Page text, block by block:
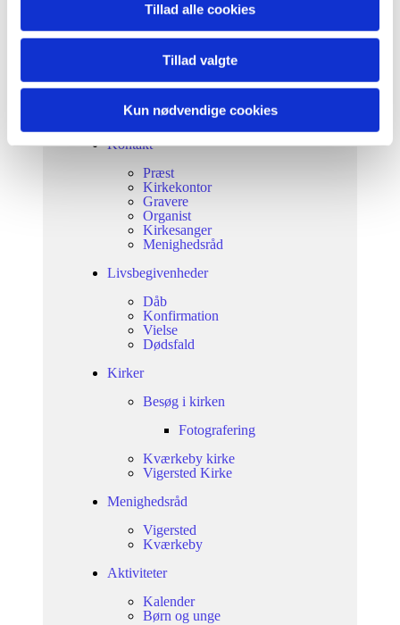
Tillad alle cookies
Tillad valgte
Kun nødvendige cookies
Gudstjenester
Kontakt
Præst
Kirkekontor
Gravere
Organist
Kirkesanger
Menighedsråd
Livsbegivenheder
Dåb
Konfirmation
Vielse
Dødsfald
Kirker
Besøg i kirken
Fotografering
Kværkeby kirke
Vigersted Kirke
Menighedsråd
Vigersted
Kværkeby
Aktiviteter
Kalender
Børn og unge